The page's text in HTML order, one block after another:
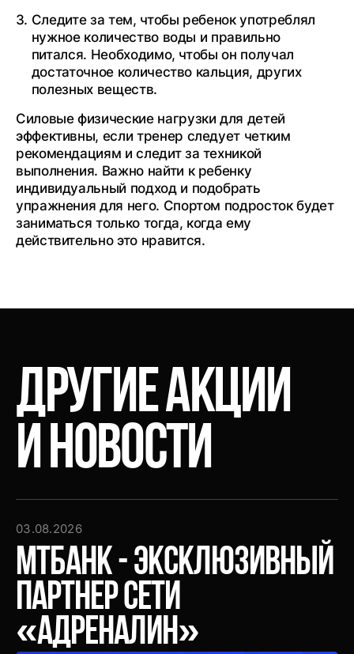
Следите за тем, чтобы ребенок употреблял
нужное количество воды и правильно
питался. Необходимо, чтобы он получал
достаточное количество кальция, других
полезных веществ.
Силовые физические нагрузки для детей
эффективны, если тренер следует четким
рекомендациям и следит за техникой
выполнения. Важно найти к ребенку
индивидуальный подход и подобрать
упражнения для него. Спортом подросток будет
заниматься только тогда, когда ему
действительно это нравится.
ДРУГИЕАКЦИИ
ИНОВОСТИ
03.08.2026
МТБанк - эксклюзивный
партнер сети
«Адреналин»